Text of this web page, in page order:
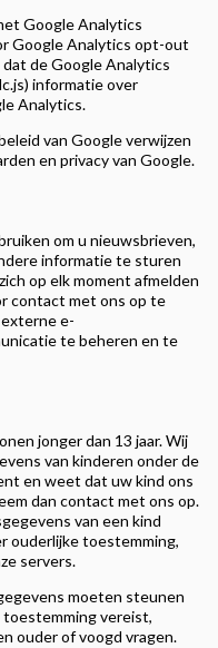
Google Analytics
Google Analytics opt-out
de Google Analytics
informatie over
Analytics.
van Google verwijzen
en privacy van Google.
om u nieuwsbrieven,
informatie te sturen
op elk moment afmelden
contact met ons op te
e-
te beheren en te
jonger dan 13 jaar. Wij
van kinderen onder de
en weet dat uw kind ons
dan contact met ons op.
van een kind
ouderlijke toestemming,
servers.
moeten steunen
vereist,
ouder of voogd vragen.